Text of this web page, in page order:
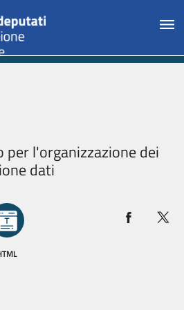
per l'organizzazione dei
dati